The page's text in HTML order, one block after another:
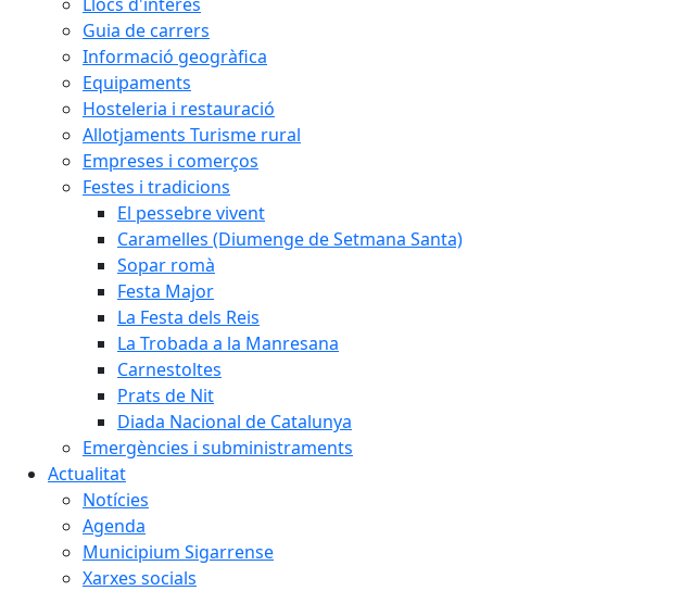
Guia de carrers
Informació geogràfica
Equipaments
Hosteleria i restauració
Allotjaments Turisme rural
Empreses i comerços
Festes i tradicions
El pessebre vivent
Caramelles (Diumenge de Setmana Santa)
Sopar romà
Festa Major
La Festa dels Reis
La Trobada a la Manresana
Carnestoltes
Prats de Nit
Diada Nacional de Catalunya
Emergències i subministraments
Actualitat
Notícies
Agenda
Municipium Sigarrense
Xarxes socials